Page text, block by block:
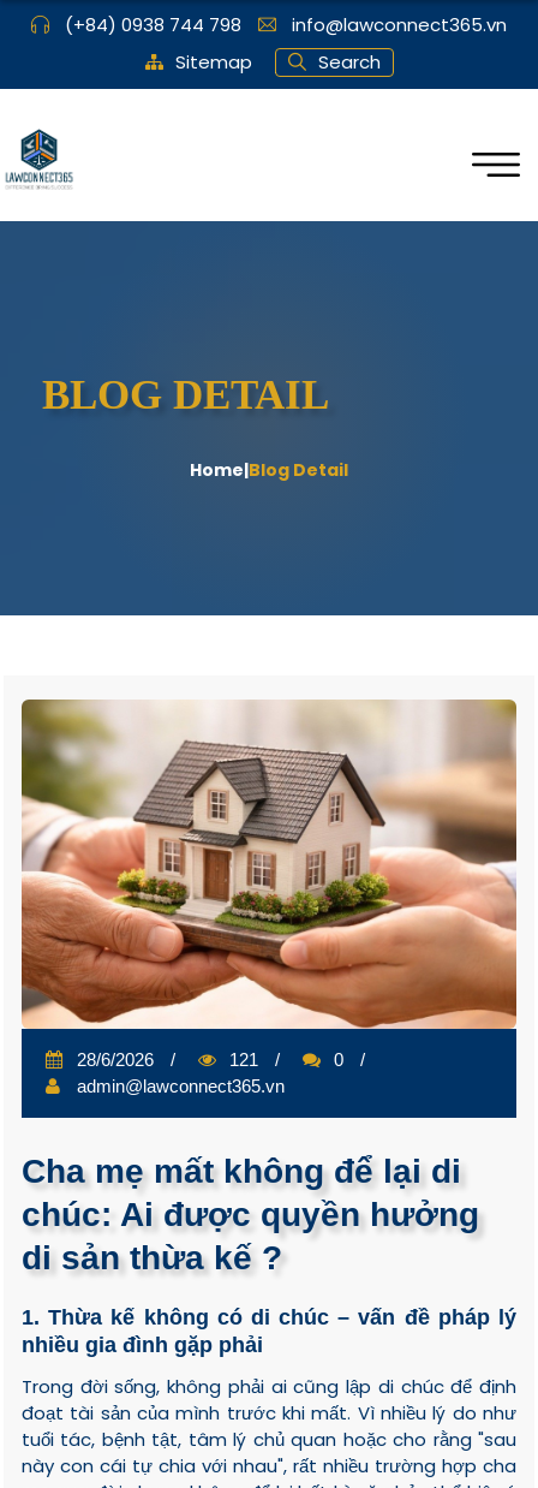
(+84) 0938 744 798
info@lawconnect365.vn
Sitemap
Search
BLOG DETAIL
Home|Blog Detail
28/6/2026 121
0
admin@lawconnect365.vn
Cha mẹ mất không để lại di
chúc: Ai được quyền hưởng
di sản thừa kế ?
1. Thừa kế không có di chúc – vấn đề pháp lý
nhiều gia đình gặp phải
Trong đời sống, không phải ai cũng lập di chúc để định
đoạt tài sản của mình trước khi mất. Vì nhiều lý do như
tuổi tác, bệnh tật, tâm lý chủ quan hoặc cho rằng "sau
này con cái tự chia với nhau", rất nhiều trường hợp cha